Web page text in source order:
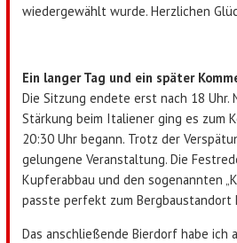
wiedergewählt wurde. Herzlichen
Ein langer Tag und ein später
Die Sitzung endete erst nach 18 Uhr.
Stärkung beim Italiener ging es zum
20:30 Uhr begann. Trotz der
gelungene Veranstaltung. Die
Kupferabbau und den sogenannten
passte perfekt zum Bergbaustandort
Das anschließende Bierdorf habe ich